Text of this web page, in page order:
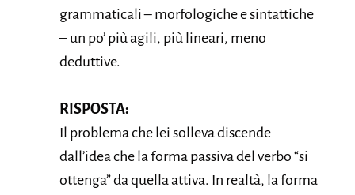
grammaticali – morfologiche e sintattiche
– un po’ più agili, più lineari, meno
deduttive.
RISPOSTA:
Il problema che lei solleva discende
dall’idea che la forma passiva del verbo “si
ottenga” da quella attiva. In realtà, la forma